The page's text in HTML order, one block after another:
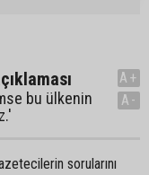
bu ülkenin
A+
A-
sorularını